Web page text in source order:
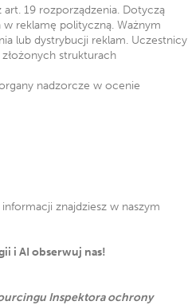
19 rozporządzenia. Dotyczą
reklamę polityczną. Ważnym
lub dystrybucji reklam. Uczestnicy
strukturach
nadzorcze w ocenie
znajdziesz w naszym
i AI obserwuj nas!
Inspektora ochrony